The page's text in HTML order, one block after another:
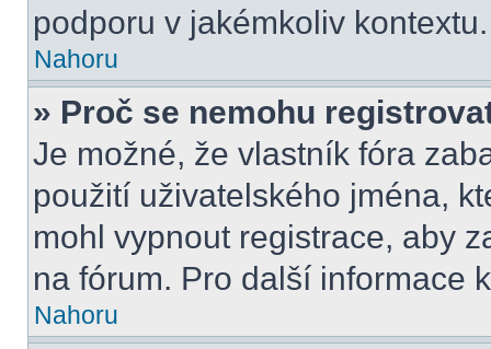
podporu v jakémkoliv kontextu.
Nahoru
» Proč se nemohu
Je možné, že vlastník fóra
použití uživatelského jména,
mohl vypnout registrace, aby
na fórum. Pro další informace
Nahoru